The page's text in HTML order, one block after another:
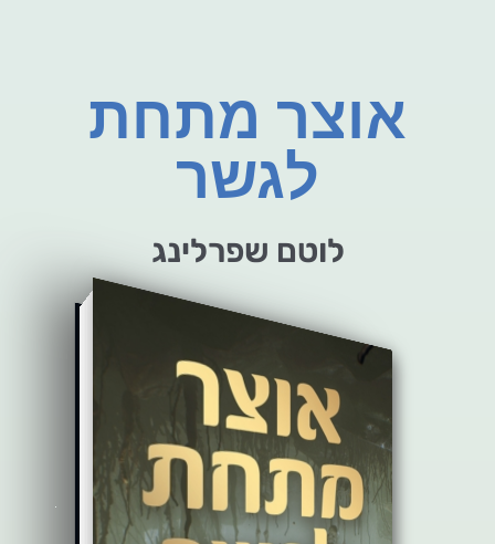
אוצר מתחת
לגשר
לוטם שפרלינג